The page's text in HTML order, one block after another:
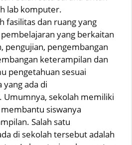
lab komputer.
fasilitas dan ruang yang
yang berkaitan
pengujian, pengembangan
keterampilan dan
pengetahuan sesuai
yang ada di
Umumnya, sekolah memiliki
siswanya
Salah satu
di sekolah tersebut adalah